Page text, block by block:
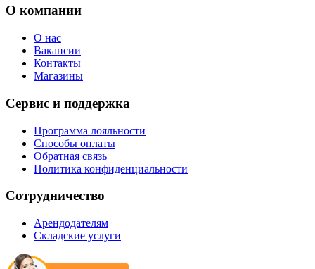
О компании
О нас
Вакансии
Контакты
Магазины
Сервис и поддержка
Программа лояльности
Способы оплаты
Обратная связь
Политика конфиденциальности
Сотрудничество
Арендодателям
Складские услуги